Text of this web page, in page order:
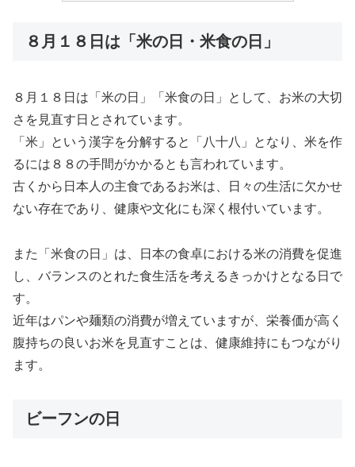
８月１８日は「米の日・米食の日」
８月１８日は「米の日」「米食の日」として、お米の大切
さを見直す日とされています。
「米」という漢字を分解すると「八十八」となり、米を作
るには８８の手間がかかるとも言われています。
古くから日本人の主食であるお米は、日々の生活に欠かせ
ない存在であり、健康や文化にも深く根付いています。
また「米食の日」は、日本の食卓における米の消費を促進
し、バランスのとれた食生活を考えるきっかけとなる日で
す。
近年はパンや麺類の消費が増えていますが、栄養価が高く
腹持ちの良いお米を見直すことは、健康維持にもつながり
ます。
ビーフンの日